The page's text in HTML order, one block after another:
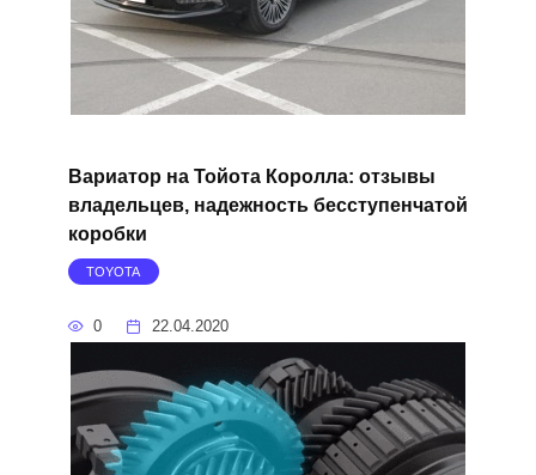
Вариатор на Тойота Королла: отзывы
владельцев, надежность бесступенчатой
коробки
TOYOTA
0 22.04.2020